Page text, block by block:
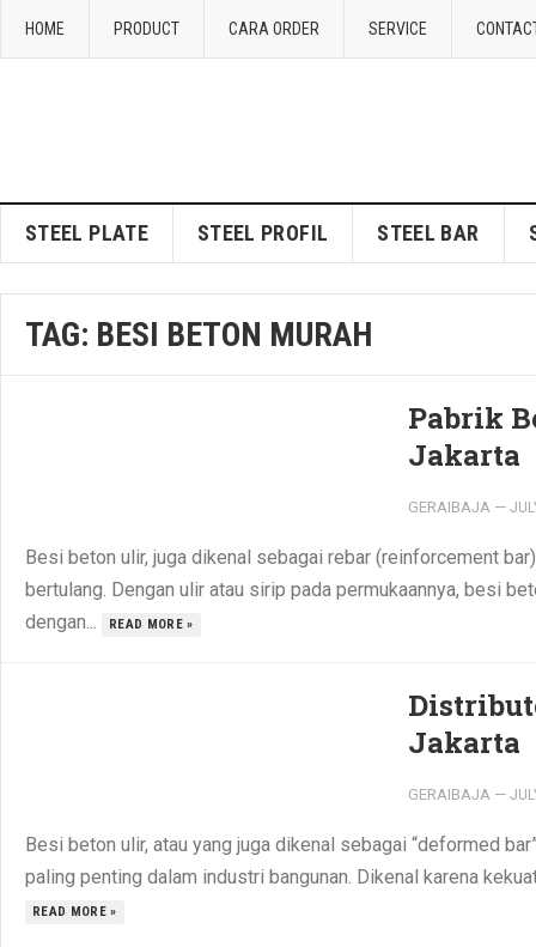
HOME PRODUCT CARA ORDER SERVICE
STEEL PLATE STEEL PROFIL STEEL BAR
TAG: BESI BETON MURAH
Pabrik
Jakarta
GERAIBAJA —
Besi beton ulir, juga dikenal sebagai rebar (reinforcement
bertulang. Dengan ulir atau sirip pada permukaannya, besi
dengan...
READ MORE »
Jakarta
GERAIBAJA —
Besi beton ulir, atau yang juga dikenal sebagai “deformed
paling penting dalam industri bangunan. Dikenal karena
READ MORE »